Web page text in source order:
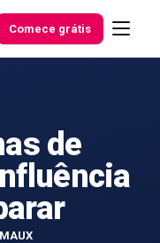
Comece grátis
de